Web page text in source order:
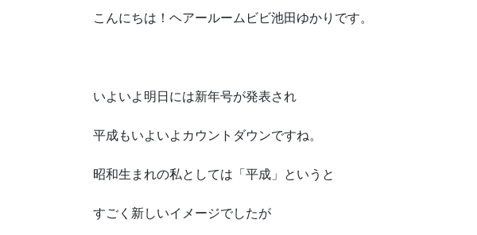
こんにちは！ヘアールームビビ池田ゆかりです。
いよいよ明日には新年号が発表され
平成もいよいよカウントダウンですね。
昭和生まれの私としては「平成」というと
すごく新しいイメージでしたが